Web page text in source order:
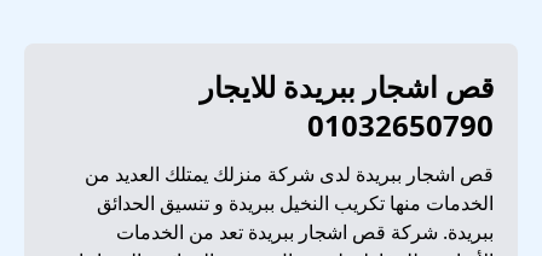
قص اشجار ببريدة للايجار
01032650790
قص اشجار ببريدة لدى شركة منزلك يمتلك العديد من
الخدمات منها تكريب النخيل ببريدة و تنسيق الحدائق
ببريدة. شركة قص اشجار ببريدة تعد من الخدمات